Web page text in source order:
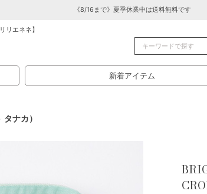
《8/16まで》夏季休業中は送料無料です
リエネネ】
新着アイテム
ナカ）